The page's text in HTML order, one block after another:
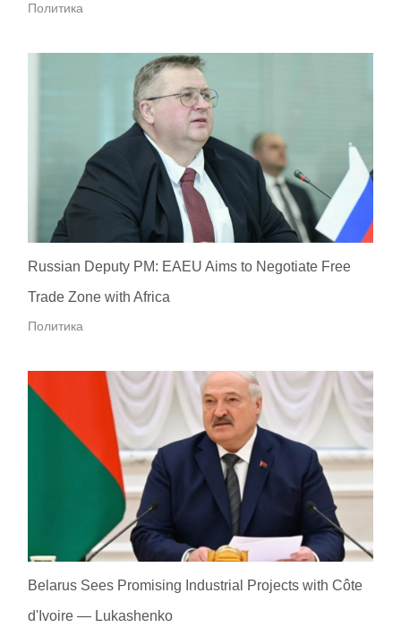
Политика
Russian Deputy PM: EAEU Aims to Negotiate Free
Trade Zone with Africa
Политика
Belarus Sees Promising Industrial Projects with Côte
d'Ivoire — Lukashenko